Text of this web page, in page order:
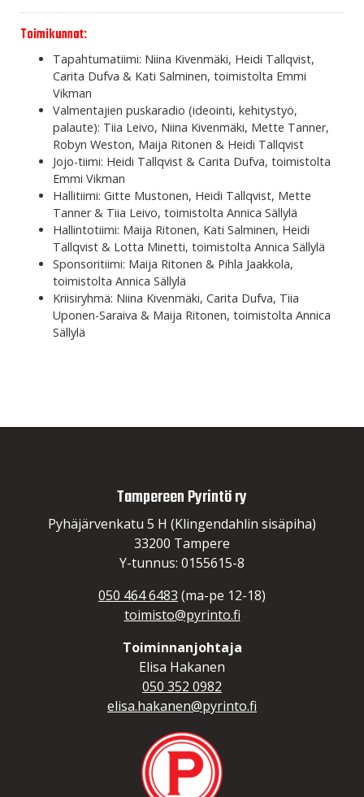
Toimikunnat:
Tapahtumatiimi: Niina Kivenmäki, Heidi Tallqvist,
Carita Dufva & Kati Salminen, toimistolta Emmi
Vikman
Valmentajien puskaradio (ideointi, kehitystyö,
palaute): Tiia Leivo, Niina Kivenmäki, Mette Tanner,
Robyn Weston, Maija Ritonen & Heidi Tallqvist
Jojo-tiimi: Heidi Tallqvist & Carita Dufva, toimistolta
Emmi Vikman
Hallitiimi: Gitte Mustonen, Heidi Tallqvist, Mette
Tanner & Tiia Leivo, toimistolta Annica Sällylä
Hallintotiimi: Maija Ritonen, Kati Salminen, Heidi
Tallqvist & Lotta Minetti, toimistolta Annica Sällylä
Sponsoritiimi: Maija Ritonen & Pihla Jaakkola,
toimistolta Annica Sällylä
Kriisiryhmä: Niina Kivenmäki, Carita Dufva, Tiia
Uponen-Saraiva & Maija Ritonen, toimistolta Annica
Sällylä
Tampereen Pyrintö ry
Pyhäjärvenkatu 5 H (Klingendahlin sisäpiha)
33200 Tampere
Y-tunnus: 0155615-8
050 464 6483 (ma-pe 12-18)
toimisto@pyrinto.fi
Toiminnanjohtaja
Elisa Hakanen
050 352 0982
elisa.hakanen@pyrinto.fi